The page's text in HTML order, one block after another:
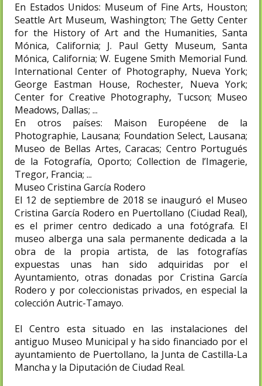
En Estados Unidos: Museum of Fine Arts, Houston;
Seattle Art Museum, Washington; The Getty Center
for the History of Art and the Humanities, Santa
Mónica, California; J. Paul Getty Museum, Santa
Mónica, California; W. Eugene Smith Memorial Fund.
International Center of Photography, Nueva York;
George Eastman House, Rochester, Nueva York;
Center for Creative Photography, Tucson; Museo
Meadows, Dallas; ...
En otros países: Maison Européene de la
Photographie, Lausana; Foundation Select, Lausana;
Museo de Bellas Artes, Caracas; Centro Portugués
de la Fotografía, Oporto; Collection de l’Imagerie,
Tregor, Francia; ...
Museo Cristina García Rodero
El 12 de septiembre de 2018 se inauguró el Museo
Cristina García Rodero en Puertollano (Ciudad Real),
es el primer centro dedicado a una fotógrafa. El
museo alberga una sala permanente dedicada a la
obra de la propia artista, de las fotografías
expuestas unas han sido adquiridas por el
Ayuntamiento, otras donadas por Cristina García
Rodero y por coleccionistas privados, en especial la
colección Autric-Tamayo.
El Centro esta situado en las instalaciones del
antiguo Museo Municipal y ha sido financiado por el
ayuntamiento de Puertollano, la Junta de Castilla-La
Mancha y la Diputación de Ciudad Real.